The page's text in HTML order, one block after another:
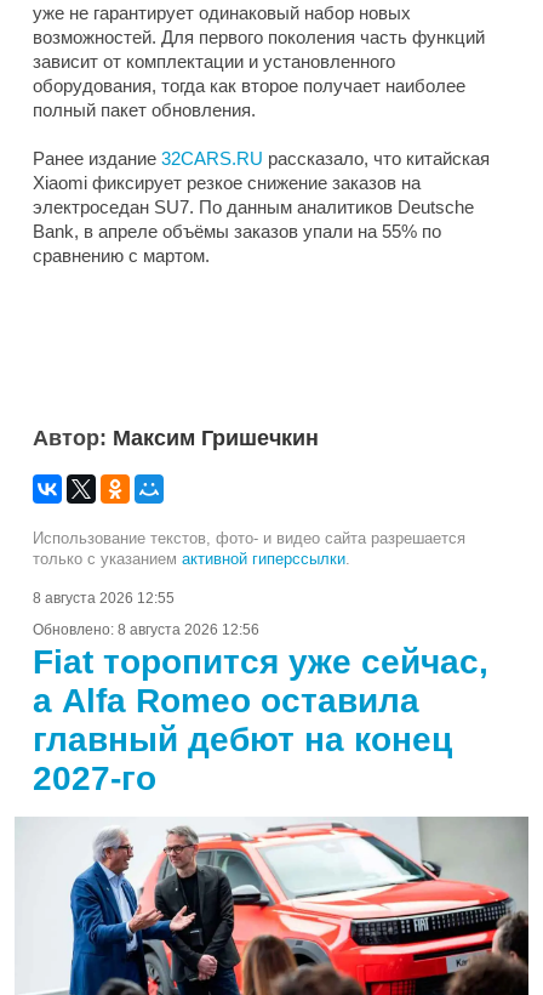
уже не гарантирует одинаковый набор новых
возможностей. Для первого поколения часть функций
зависит от комплектации и установленного
оборудования, тогда как второе получает наиболее
полный пакет обновления.
Ранее издание 32CARS.RU рассказало, что китайская
Xiaomi фиксирует резкое снижение заказов на
электроседан SU7. По данным аналитиков Deutsche
Bank, в апреле объёмы заказов упали на 55% по
сравнению с мартом.
Автор: Максим Гришечкин
Использование текстов, фото- и видео сайта разрешается
только с указанием активной гиперссылки
8 августа 2026 12:55
Обновлено: 8 августа 2026 12:56
Fiat торопится уже сейчас,
а Alfa Romeo оставила
главный дебют на конец
2027-го